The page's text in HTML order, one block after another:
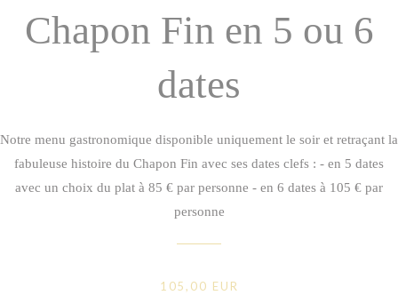
Chapon Fin en 5 ou 6
dates
Notre menu gastronomique disponible uniquement le soir et retraçant la
fabuleuse histoire du Chapon Fin avec ses dates clefs : - en 5 dates
avec un choix du plat à 85 € par personne - en 6 dates à 105 € par
personne
105,00 EUR